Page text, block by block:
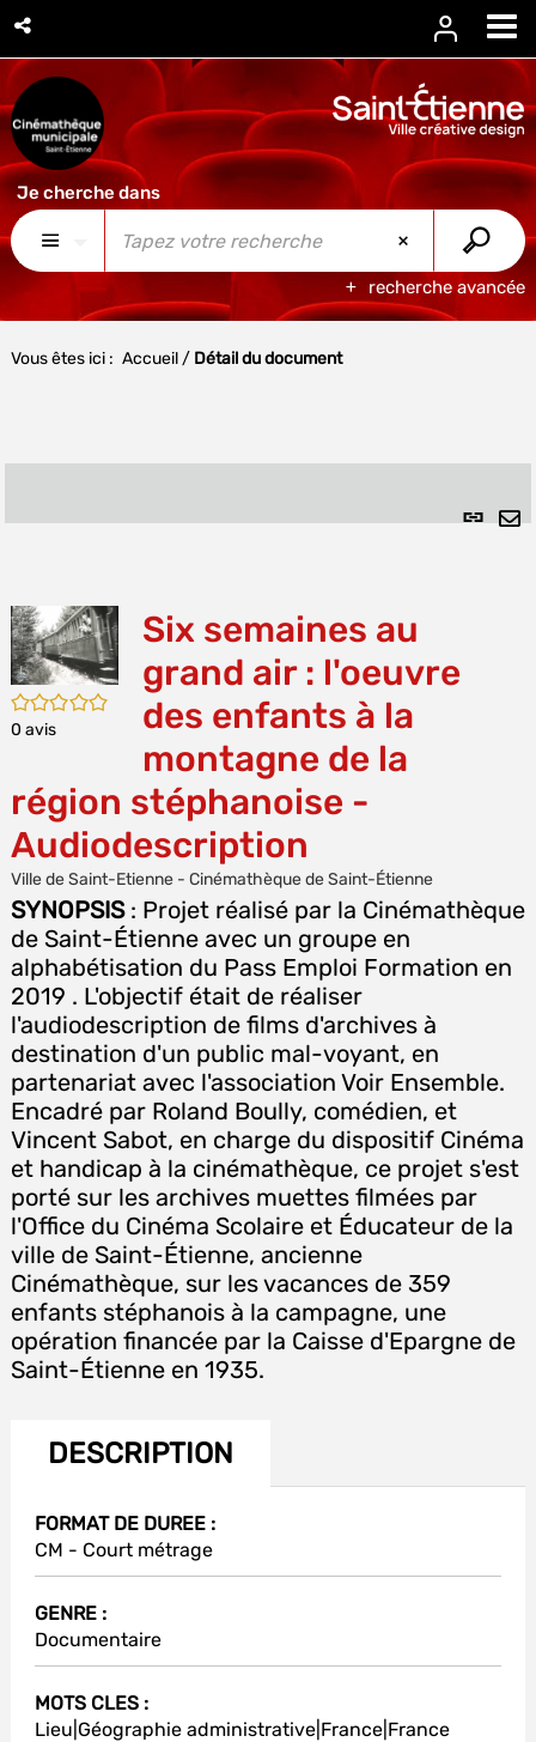
recherche avancée
Vous êtes ici : Accueil/ Détail du document
Lien
/5
0 avis
Six semaines au
grand air : l'oeuvre
des enfants à la
montagne de la
région stéphanoise -
Audiodescription
Ville de Saint-Etienne - Cinémathèque de Saint-Étienne
SYNOPSIS: Projet réalisé par la Cinémathèque
de Saint-Étienne avec un groupe en
alphabétisation du Pass Emploi Formation en
2019 . L'objectif était de réaliser
l'audiodescription de films d'archives à
destination d'un public mal-voyant, en
partenariat avec l'association Voir Ensemble.
Encadré par Roland Boully, comédien, et
Vincent Sabot, en charge du dispositif Cinéma
et handicap à la cinémathèque, ce projet s'est
porté sur les archives muettes filmées par
l'Office du Cinéma Scolaire et Éducateur de la
ville de Saint-Étienne, ancienne
Cinémathèque, sur les vacances de 359
enfants stéphanois à la campagne, une
opération financée par la Caisse d'Epargne de
Saint-Étienne en 1935.
DESCRIPTION
FORMAT DE DUREE :
CM - Court métrage
GENRE :
Documentaire
MOTS CLES :
Lieu|Géographie administrative|France|France